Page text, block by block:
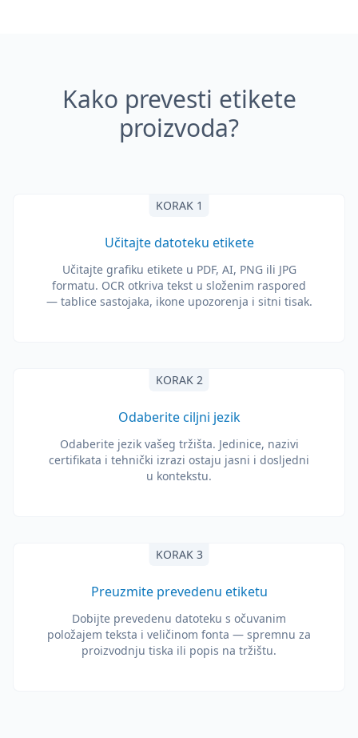
Kako prevesti etikete
proizvoda?
KORAK 1
Učitajte datoteku etikete
Učitajte grafiku etikete u PDF, AI, PNG ili JPG
formatu. OCR otkriva tekst u složenim raspored
— tablice sastojaka, ikone upozorenja i sitni tisak.
KORAK 2
Odaberite ciljni jezik
Odaberite jezik vašeg tržišta. Jedinice, nazivi
certifikata i tehnički izrazi ostaju jasni i dosljedni
u kontekstu.
KORAK 3
Preuzmite prevedenu etiketu
Dobijte prevedenu datoteku s očuvanim
položajem teksta i veličinom fonta — spremnu za
proizvodnju tiska ili popis na tržištu.